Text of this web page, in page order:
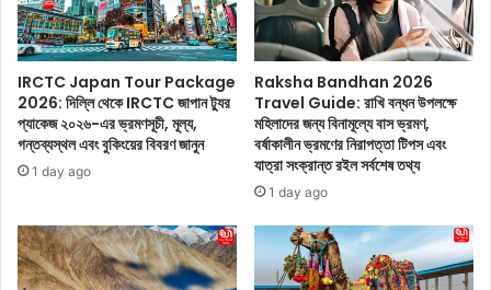
লো
এ
দি
ন
তু
লে
র
ন
প্র
ধা
বা
জি
ত
আ
লি
য়া
তা
র
‘
IRCTC Japan Tour Package
2026: দিল্লি থেকে IRCTC জাপান ট্যুর
প্যাকেজ ২০২৬-এর ভ্রমণসূচী, মূল্য,
গন্তব্যস্থল এবং বুকিংয়ের বিবরণ জানুন
1 day ago
Raksha Bandhan 2026
Travel Guide: রাখি বন্ধন উপলক্ষে
মহিলাদের জন্য বিনামূল্যে বাস ভ্রমণ,
বর্ষাকালীন ভ্রমণের নিরাপত্তা টিপস এবং
যাত্রা সংক্রান্ত রইল সর্বশেষ তথ্য
1 day ago